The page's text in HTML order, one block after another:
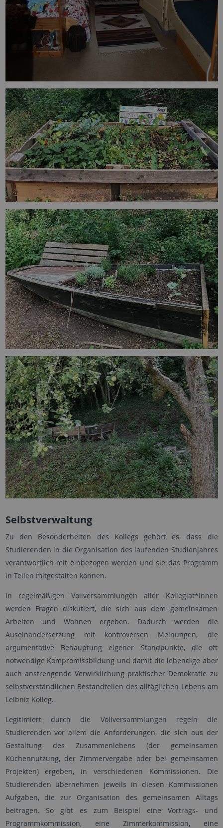
Selbstverwaltung
Zu den Besonderheiten des Kollegs gehört es, dass die
Studierenden in die Organisation des laufenden Studienjahres
verantwortlich mit einbezogen werden und sie das Programm
in Teilen mitgestalten können.
In regelmäßigen Vollversammlungen aller Kollegiat*innen
werden Fragen diskutiert, die sich aus dem gemeinsamen
Arbeiten und Wohnen ergeben. Dadurch werden die
Auseinandersetzung mit kontroversen Meinungen, die
argumentative Behauptung eigener Standpunkte, die oft
notwendige Kompromissbildung und damit die lebendige aber
auch anstrengende Verwirklichung praktischer Demokratie zu
selbstverständlichen Bestandteilen des alltäglichen Lebens am
Leibniz Kolleg.
Legitimiert durch die Vollversammlungen regeln die
Studierenden vor allem die Anforderungen, die sich aus der
Gestaltung des Zusammenlebens (der gemeinsamen
Küchennutzung, der Zimmervergabe oder bei gemeinsamen
Projekten) ergeben, in verschiedenen Kommissionen. Die
Studierenden übernehmen jeweils in diesen Kommissionen
Aufgaben, die zur Organisation des gemeinsamen Alltags
beitragen. So gibt es zum Beispiel eine Vortrags- und
Programmkommission, eine Zimmerkommission, eine